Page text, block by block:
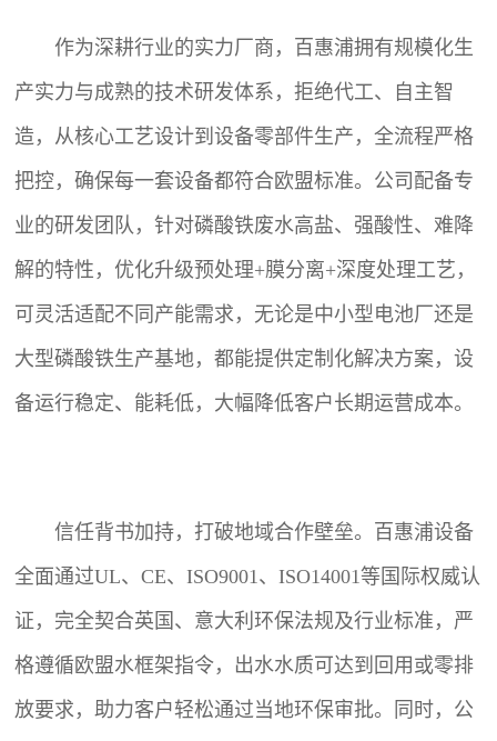
作为深耕行业的实力厂商，百惠浦拥有规模化生
产实力与成熟的技术研发体系，拒绝代工、自主智
造，从核心工艺设计到设备零部件生产，全流程严格
把控，确保每一套设备都符合欧盟标准。公司配备专
业的研发团队，针对磷酸铁废水高盐、强酸性、难降
解的特性，优化升级预处理+膜分离+深度处理工艺，
可灵活适配不同产能需求，无论是中小型电池厂还是
大型磷酸铁生产基地，都能提供定制化解决方案，设
备运行稳定、能耗低，大幅降低客户长期运营成本。
信任背书加持，打破地域合作壁垒。百惠浦设备
全面通过UL、CE、ISO9001、ISO14001等国际权威认
证，完全契合英国、意大利环保法规及行业标准，严
格遵循欧盟水框架指令，出水水质可达到回用或零排
放要求，助力客户轻松通过当地环保审批。同时，公